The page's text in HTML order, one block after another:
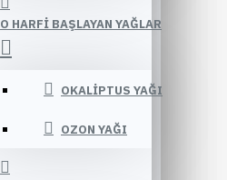
O HARFI BAŞLAYAN YAĞLAR
OKALIPTUS YAĞI
OZON YAĞI